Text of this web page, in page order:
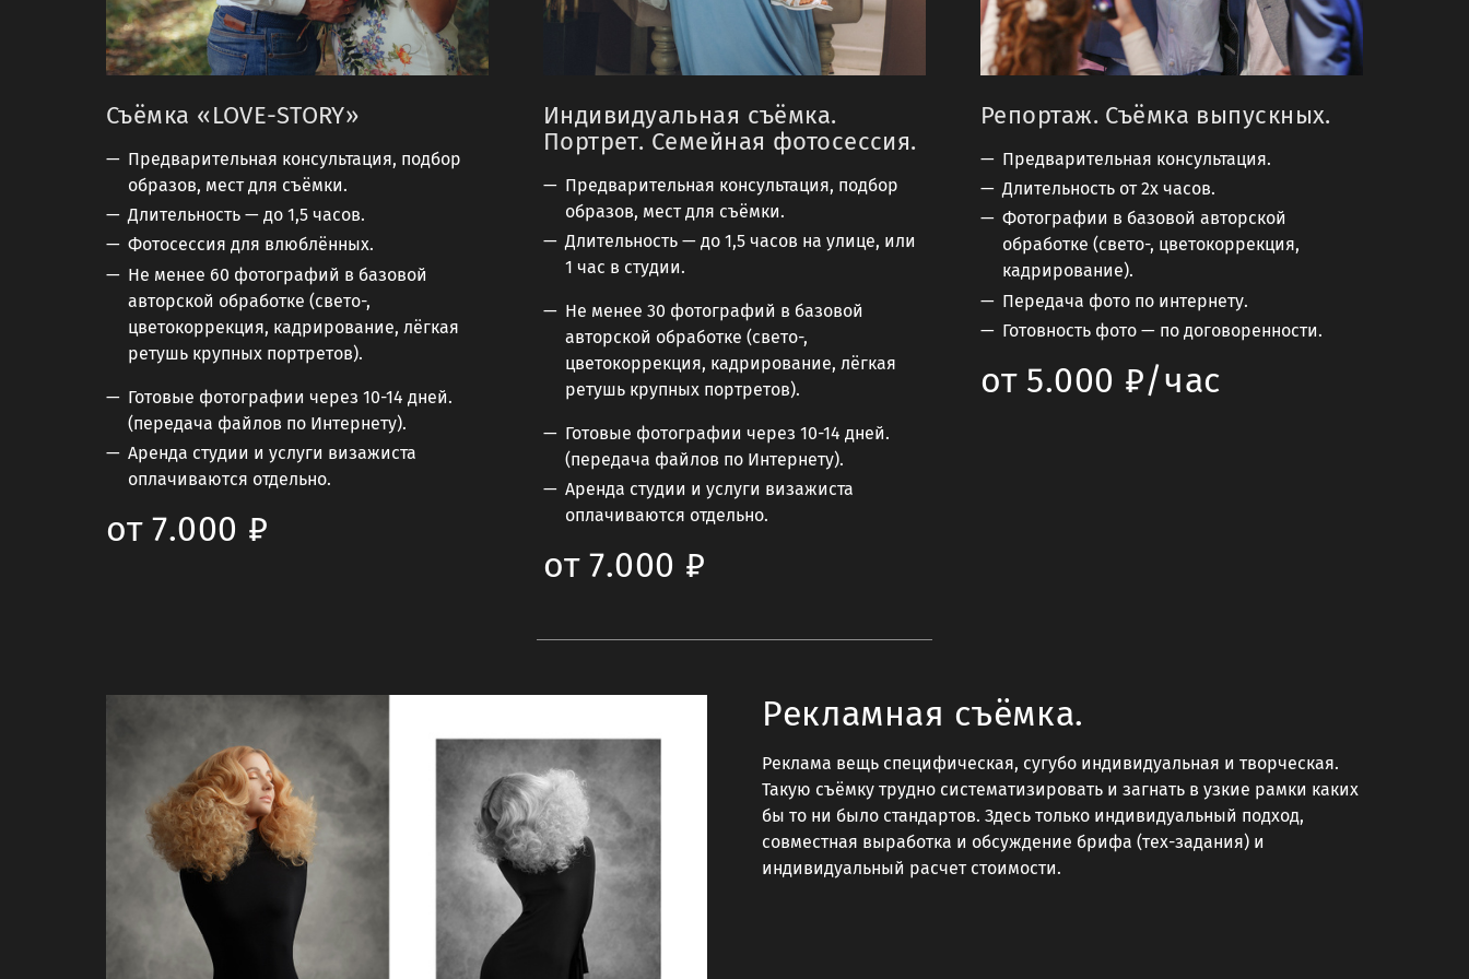
Съёмка «LOVE-STORY»
Предварительная консультация, подбор
образов, мест для съёмки.
Длительность — до 1,5 часов.
Фотосессия для влюблённых.
Не менее 60 фотографий в базовой
авторской обработке (свето-,
цветокоррекция, кадрирование, лёгкая
ретушь крупных портретов).
Готовые фотографии через 10-14 дней.
(передача файлов по Интернету).
Аренда студии и услуги визажиста
оплачиваются отдельно.
от 7.000 ₽
Индивидуальная съёмка.
Портрет. Семейная фотосессия.
Предварительная консультация, подбор
образов, мест для съёмки.
Длительность — до 1,5 часов на улице, или
1 час в студии.
Не менее 30 фотографий в базовой
авторской обработке (свето-,
цветокоррекция, кадрирование, лёгкая
ретушь крупных портретов).
Готовые фотографии через 10-14 дней.
(передача файлов по Интернету).
Аренда студии и услуги визажиста
оплачиваются отдельно.
от 7.000 ₽
Репортаж. Съёмка выпускных.
Предварительная консультация.
Длительность от 2х часов.
Фотографии в базовой авторской
обработке (свето-, цветокоррекция,
кадрирование).
Передача фото по интернету.
Готовность фото — по договоренности.
от 5.000 ₽/час
Рекламная съёмка.
Реклама вещь специфическая, сугубо индивидуальная и творческая.
Такую съёмку трудно систематизировать и загнать в узкие рамки каких
бы то ни было стандартов. Здесь только индивидуальный подход,
совместная выработка и обсуждение брифа (тех-задания) и
индивидуальный расчет стоимости.